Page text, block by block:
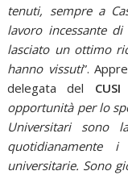
tenuti, sempre a
lavoro incessante di
lasciato un ottimo
hanno vissuti”.
delegata del CUSI
opportunità per lo
Universitari sono
quotidianamente
universitarie. Sono